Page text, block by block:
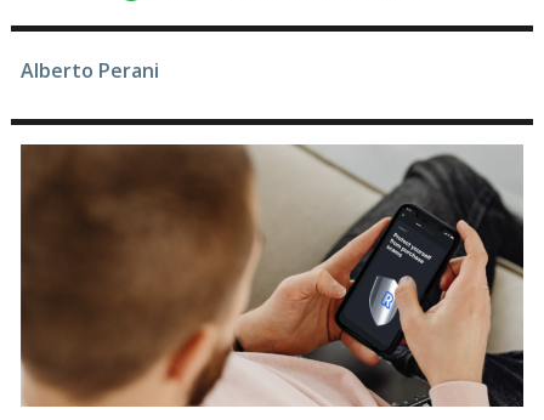
Alberto Perani